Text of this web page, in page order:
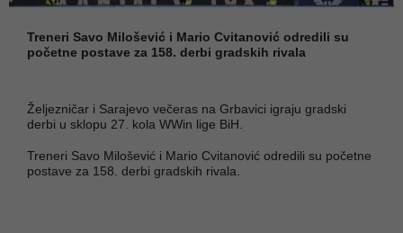
Treneri Savo Milošević i Mario Cvitanović odredili su
početne postave za 158. derbi gradskih rivala
Željezničar i Sarajevo večeras na Grbavici igraju gradski
derbi u sklopu 27. kola WWin lige BiH.
Treneri Savo Milošević i Mario Cvitanović odredili su početne
postave za 158. derbi gradskih rivala.